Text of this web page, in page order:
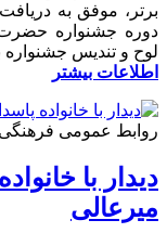
برتر، موفق به
دوره جشنواره حضرت
لوح و تندیس
اطلاعات بیشتر
روابط عمومی
دیدار با
میرعالی